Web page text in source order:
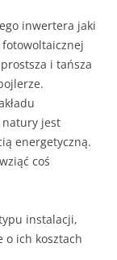
inwertera jaki
i tańsza
natury jest
energetyczną.
coś
instalacji,
o ich kosztach